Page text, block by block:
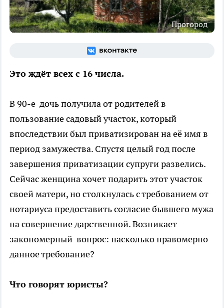
Прогород
Это ждёт всех с 16 числа.
В 90-е дочь получила от родителей в
пользование садовый участок, который
впоследствии был приватизирован на её имя в
период замужества. Спустя целый год после
завершения приватизации супруги развелись.
Сейчас женщина хочет подарить этот участок
своей матери, но столкнулась с требованием от
нотариуса предоставить согласие бывшего мужа
на совершение дарственной. Возникает
закономерный вопрос: насколько правомерно
данное требование?
Что говорят юристы?